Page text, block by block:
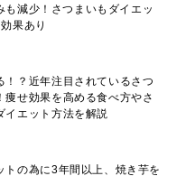
減少！さつまいもダイエッ
果あり
！？近年注目されているさつ
痩せ効果を高める食べ方やさ
イエット方法を解説
トの為に3年間以上、焼き芋を